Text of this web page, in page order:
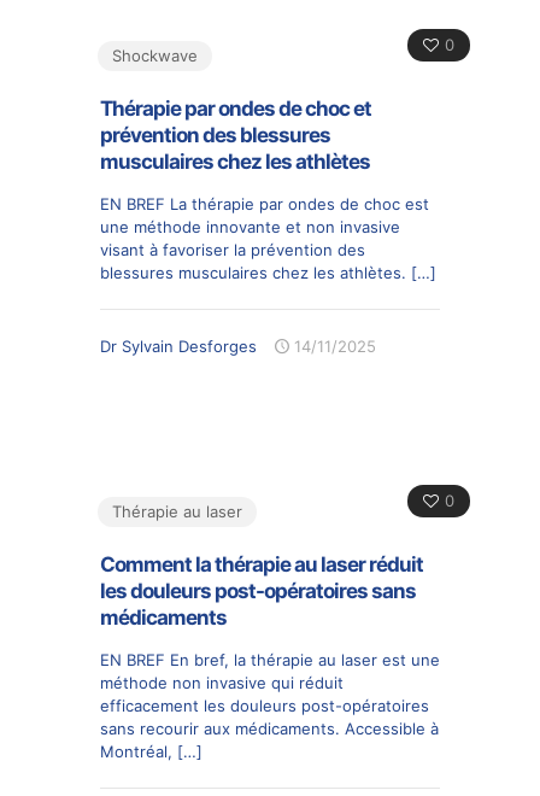
0
Shockwave
Thérapie par ondes de choc et
prévention des blessures
musculaires chez les athlètes
EN BREF La thérapie par ondes de choc est
une méthode innovante et non invasive
visant à favoriser la prévention des
blessures musculaires chez les athlètes. […]
Dr Sylvain Desforges 14/11/2025
0
Thérapie au laser
Comment la thérapie au laser réduit
les douleurs post-opératoires sans
médicaments
EN BREF En bref, la thérapie au laser est une
méthode non invasive qui réduit
efficacement les douleurs post-opératoires
sans recourir aux médicaments. Accessible à
Montréal, […]